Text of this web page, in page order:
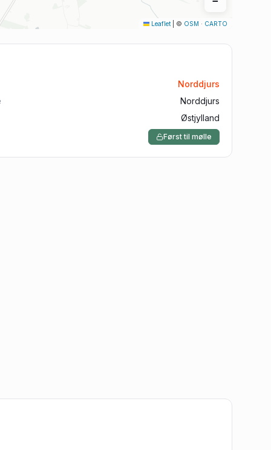
Vejle
Leaflet © OSM · CARTO
Norddjurs
Norddjurs
Østjylland
Først til mølle